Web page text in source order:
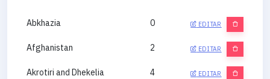
Abkhazia 0 EDITAR
Afghanistan 2 EDITAR
Akrotiri and Dhekelia 4 EDITAR